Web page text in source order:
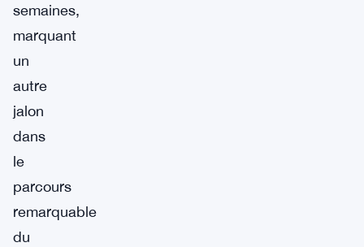
semaines,
marquant
un
autre
jalon
dans
le
parcours
remarquable
du